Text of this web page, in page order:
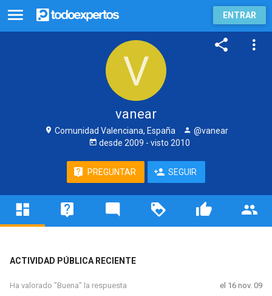
ENTRAR
vanear
Comunidad Valenciana, España
@vanear
desde 2009 - visto 2010
PREGUNTAR SEGUIR
ACTIVIDAD PÚBLICA RECIENTE
Ha valorado "Buena" la respuesta el 16 nov. 09